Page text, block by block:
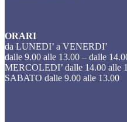
ORARI
da LUNEDI’ a VENERDI’
dalle 9.00 alle 13.00 – dalle
MERCOLEDI’ dalle 14.00 alle
SABATO dalle 9.00 alle 13.00